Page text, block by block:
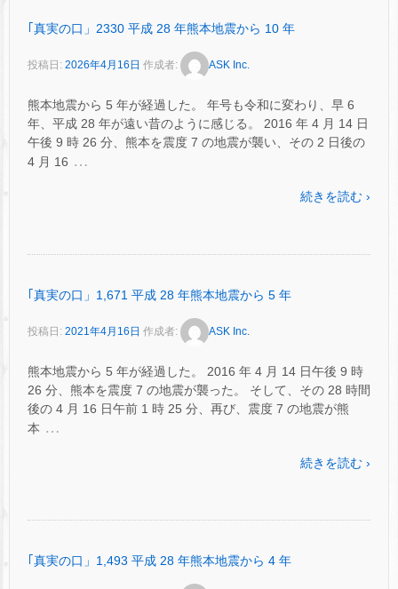
｢真実の口」2330 平成 28 年熊本地震から 10 年
投稿日: 2026年4月16日 作成者: ASK Inc.
熊本地震から 5 年が経過した。 年号も令和に変わり、早 6
年、平成 28 年が遠い昔のように感じる。 2016 年 4 月 14 日
午後 9 時 26 分、熊本を震度 7 の地震が襲い、その 2 日後の
4 月 16 …
続きを読む ›
｢真実の口」1,671 平成 28 年熊本地震から 5 年
投稿日: 2021年4月16日 作成者: ASK Inc.
熊本地震から 5 年が経過した。 2016 年 4 月 14 日午後 9 時
26 分、熊本を震度 7 の地震が襲った。 そして、その 28 時間
後の 4 月 16 日午前 1 時 25 分、再び、震度 7 の地震が熊
本 …
続きを読む ›
｢真実の口」1,493 平成 28 年熊本地震から 4 年